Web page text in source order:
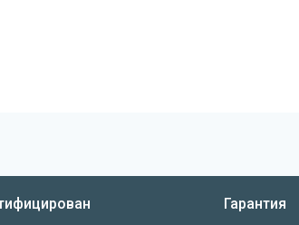
Гарантия